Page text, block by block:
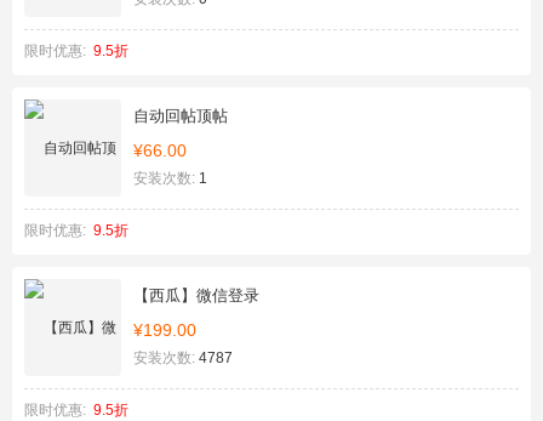
限时优惠: 9.5折
自动回帖顶帖
¥66.00
安装次数: 1
限时优惠: 9.5折
【西瓜】微信登录
¥199.00
安装次数: 4787
限时优惠: 9.5折